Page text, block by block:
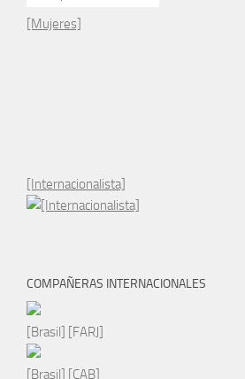
[Mujeres]
[Internacionalista]
COMPAÑERAS INTERNACIONALES
[Brasil] [FARJ]
[Brasil] [CAB]